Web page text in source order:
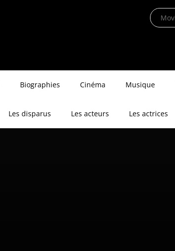
Biographies Cinéma Musique
Les disparus Les acteurs Les actrices